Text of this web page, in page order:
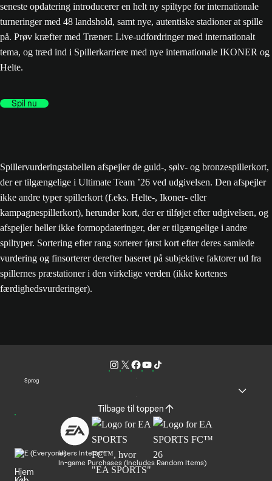
seneste opdatering introducerer en helt ny spiltype for internationale
turneringer med 48 landshold, samt nye, autentiske stadioner at spille
på. Prøv kræfter med Træner: Live-udfordringer med internationalt
tema, og træd ind i Spillerkarriere med nye internationale IKONER og
Helte.
Spil nu
Spillervurderingstabellen afspejler de guld-, sølv- og bronzespillerkort,
der er tilgængelige i Ultimate Team ’26 ved udgivelsen. Den afspejler
ikke andre typer spillerkort (f.eks. Helte-, Ikoner- eller
kampagnespillerkort), herunder kort, der er tilføjet efter udgivelsen, og
afspejler heller ikke formopdateringer, der er tilgængelige i andre
spiltyper. Sortering efter rang sorterer først kort efter deres samlede
vurdering og finsorterer derefter baseret på subjektive faktorer ud fra
spillernes præstationer i den virkelige verden (ikke kortenes
færdighedsvurderinger).
Sprog
Tilbage til toppen
Users Interact
In-game Purchases (Includes Random Items)
Hjem